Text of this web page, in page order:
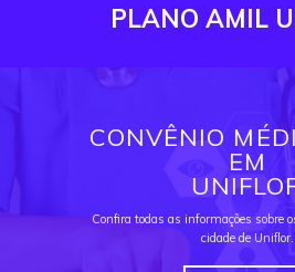
PLANO AMIL
CONVÊNIO
EM
Confira todas as informações sobre
cidade de Uniflor.